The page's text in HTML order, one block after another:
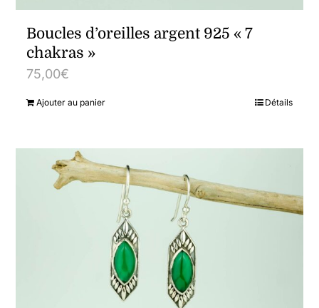
Boucles d’oreilles argent 925 « 7
chakras »
75,00€
Ajouter au panier Détails